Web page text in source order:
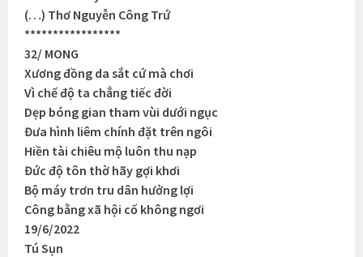
(…) Thơ Nguyễn Công Trứ
*****************
32/ MONG
Xương đồng da sắt cứ mà chơi
Vì chế độ ta chẳng tiếc đời
Dẹp bóng gian tham vùi dưới ngục
Đưa hình liêm chính đặt trên ngôi
Hiền tài chiêu mộ luôn thu nạp
Đức độ tôn thờ hãy gợi khơi
Bộ máy trơn tru dân hưởng lợi
Công bằng xã hội cố không ngơi
19/6/2022
Tú Sụn